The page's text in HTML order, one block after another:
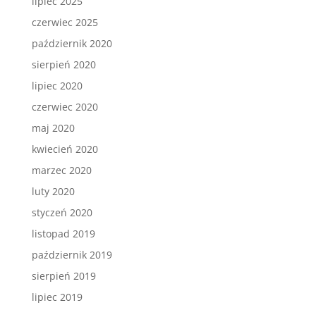
czerwiec 2025
październik 2020
sierpień 2020
lipiec 2020
czerwiec 2020
maj 2020
kwiecień 2020
marzec 2020
luty 2020
styczeń 2020
listopad 2019
październik 2019
sierpień 2019
lipiec 2019